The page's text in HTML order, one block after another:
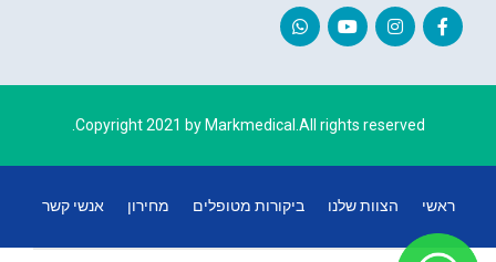
Copyright 2021 by Markmedical.All rights reserved.
ראשי הצוות שלנו ביקורות מטופלים מחירון אנשי קשר